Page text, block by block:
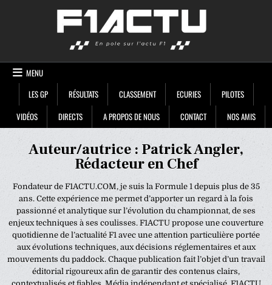
MENU
LES GP
RÉSULTATS CLASSEMENT ECURIES
PILOTES
VIDÉOS
DIRECTS A PROPOS DE NOUS CONTACT NOS AMIS
Auteur/autrice : Patrick Angler,
Rédacteur en Chef
Fondateur de F1ACTU.COM, je suis la Formule 1 depuis plus de 35
ans. Cette expérience me permet d’apporter un regard à la fois
passionné et analytique sur l’évolution du championnat, de ses
enjeux techniques à ses coulisses. F1ACTU propose une couverture
quotidienne de l’actualité F1 avec une attention particulière portée
aux évolutions techniques, aux décisions réglementaires et aux
mouvements du paddock. Chaque publication fait l’objet d’un travail
éditorial rigoureux afin de garantir des contenus clairs,